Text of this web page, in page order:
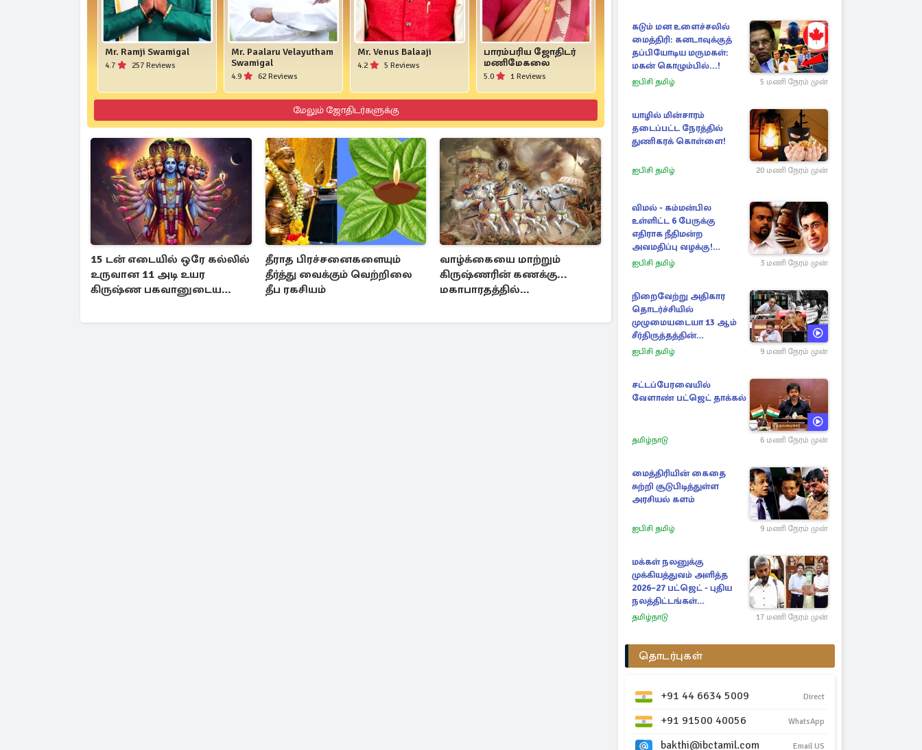
Mr. Ramji Swamigal
4.7 257 Reviews
Mr. Paalaru Velayutham
Swamigal
4.9 62 Reviews
Mr. Venus Balaaji
4.2 5 Reviews
பாரம்பரிய ஜோதிடர்
மணிமேகலை
5.0 1 Reviews
மேலும் ஜோதிடர்களுக்கு
15 டன் எடையில் ஒரே கல்லில்
உருவான 11 அடி உயர
கிருஷ்ண பகவானுடைய
தீராத பிரச்சனைகளையும்
தீர்த்து வைக்கும் வெற்றிலை
தீப ரகசியம்
வாழ்க்கையை மாற்றும்
கிருஷ்ணரின் கணக்கு...
மகாபாரதத்தில்
உண்மை
கடும் மன உளைச்சலில்
மைத்திரி: கனடாவுக்குத்
தப்பியோடிய மருமகள்:
மகன் கொழும்பில்...!
ஐபிசி தமிழ் 5 மணி நேரம் முன்
யாழில் மின்சாரம்
தடைப்பட்ட நேரத்தில்
துணிகரக் கொள்ளை!
ஐபிசி தமிழ் 20 மணி நேரம் முன்
விமல் - கம்மன்பில
உள்ளிட்ட 6 பேருக்கு
எதிராக நீதிமன்ற
அவமதிப்பு வழக்கு!
பிறப்பிக்கப்பட்ட உத்தரவு
ஐபிசி தமிழ் 3 மணி நேரம் முன்
நிறைவேற்று அதிகார
தொடர்ச்சியில்
முழுமையடையா 13 ஆம்
சீர்திருத்தத்தின்
மாயத்தோற்றம்
ஐபிசி தமிழ் 9 மணி நேரம் முன்
சட்டப்பேரவையில்
வேளாண் பட்ஜெட் தாக்கல்
தமிழ்நாடு 6 மணி நேரம் முன்
மைத்திரியின் கைதை
சுற்றி சூடுபிடித்துள்ள
அரசியல் களம்
ஐபிசி தமிழ் 9 மணி நேரம் முன்
மக்கள் நலனுக்கு
முக்கியத்துவம் அளித்த
2026–27 பட்ஜெட் - புதிய
நலத்திட்டங்கள்
என்னென்ன?
தமிழ்நாடு 17 மணி நேரம் முன்
தொடர்புகள்
+91 44 6634 5009 Direct
+91 91500 40056 WhatsApp
bakthi@ibctamil.com Email US